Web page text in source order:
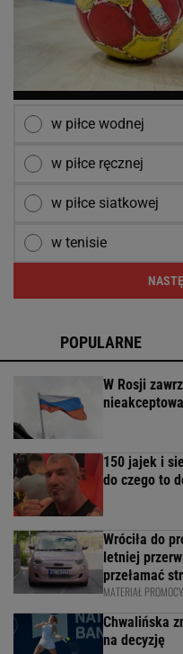
w piłce wodnej
w piłce ręcznej
w piłce siatkowej
w tenisie
POPULARNE
W Rosji
150 jajek i
do czego to
Wróciła do
letniej
przełamać
MATERIAŁ
Chwalińska
na decyzję